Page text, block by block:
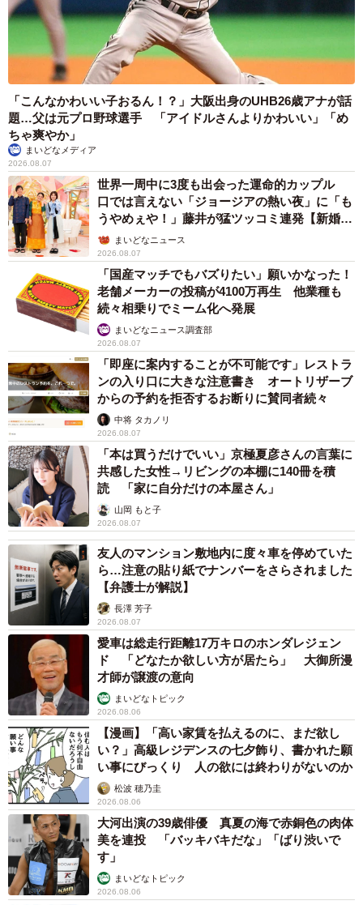
「こんなかわいい子おるん！？」大阪出身のUHB26歳アナが話
題…父は元プロ野球選手 「アイドルさんよりかわいい」「め
ちゃ爽やか」
まいどなメディア
2026.08.07
世界一周中に3度も出会った運命的カップル
口では言えない「ジョージアの熱い夜」に「も
うやめぇや！」藤井が猛ツッコミ連発【新婚さ
ん】まいどなニュース
2026.08.07
「国産マッチでもバズりたい」願いかなった！
老舗メーカーの投稿が4100万再生 他業種も
続々相乗りでミーム化へ発展
まいどなニュース調査部
2026.08.07
「即座に案内することが不可能です」レストラ
ンの入り口に大きな注意書き オートリザーブ
からの予約を拒否するお断りに賛同者続々
中将 タカノリ
2026.08.07
「本は買うだけでいい」京極夏彦さんの言葉に
共感した女性→リビングの本棚に140冊を積
読 「家に自分だけの本屋さん」
山岡 もと子
2026.08.07
友人のマンション敷地内に度々車を停めていた
ら…注意の貼り紙でナンバーをさらされました
【弁護士が解説】
長澤 芳子
2026.08.07
愛車は総走行距離17万キロのホンダレジェン
ド 「どなたか欲しい方が居たら」 大御所漫
才師が譲渡の意向
まいどなトピック
2026.08.06
【漫画】「高い家賃を払えるのに、まだ欲し
い？」高級レジデンスの七夕飾り、書かれた願
い事にびっくり 人の欲には終わりがないのか
松波 穂乃圭
2026.08.06
大河出演の39歳俳優 真夏の海で赤銅色の肉体
美を連投 「バッキバキだな」「ばり渋いで
す」
まいどなトピック
2026.08.06